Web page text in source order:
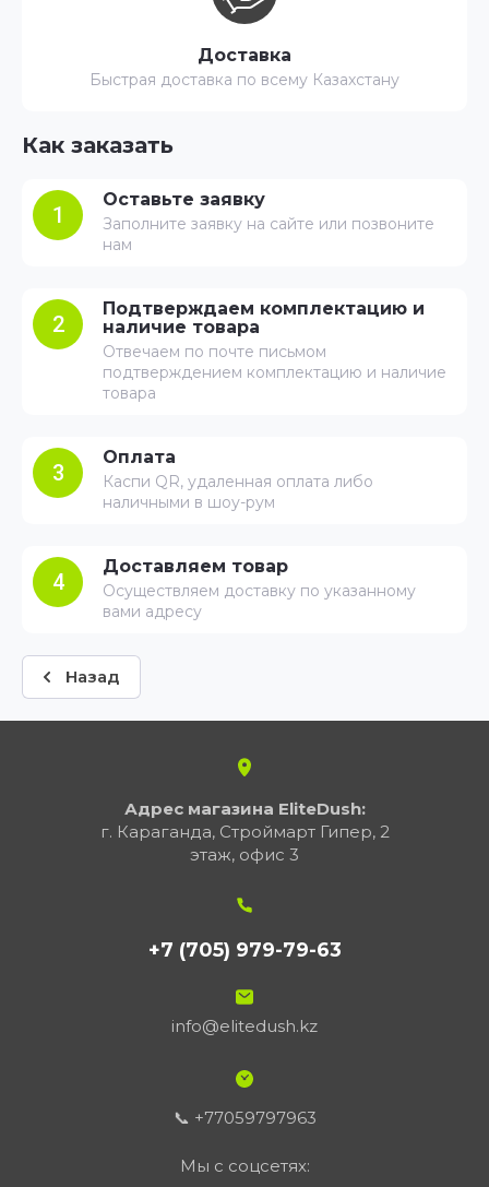
Как заказать
1
Оставьте заявку
Заполните заявку на сайте или позвоните
нам
2
Подтверждаем комплектацию и
наличие товара
Отвечаем по почте письмом
подтверждением комплектацию и наличие
товара
3
Оплата
Каспи QR, удаленная оплата либо
наличными в шоу-рум
4
Доставляем товар
Осуществляем доставку по указанному
вами адресу
Доставка
Быстрая доставка по всему Казахстану
Назад
Адрес магазина EliteDush:
г. Караганда, Строймарт Гипер, 2
этаж, офис 3
+7 (705) 979-79-63
info@elitedush.kz
📞 +77059797963
Мы с соцсетях: